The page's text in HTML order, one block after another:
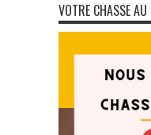
VOTRE CHASSE AU